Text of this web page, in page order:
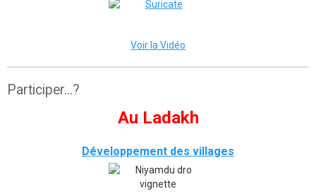
Voir la Vidéo
Participer...?
Au Ladakh
Développement des villages